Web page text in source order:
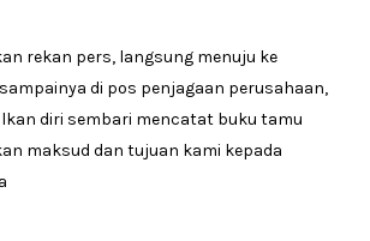
rekan pers, langsung menuju ke
di pos penjagaan perusahaan,
diri sembari mencatat buku tamu
maksud dan tujuan kami kepada